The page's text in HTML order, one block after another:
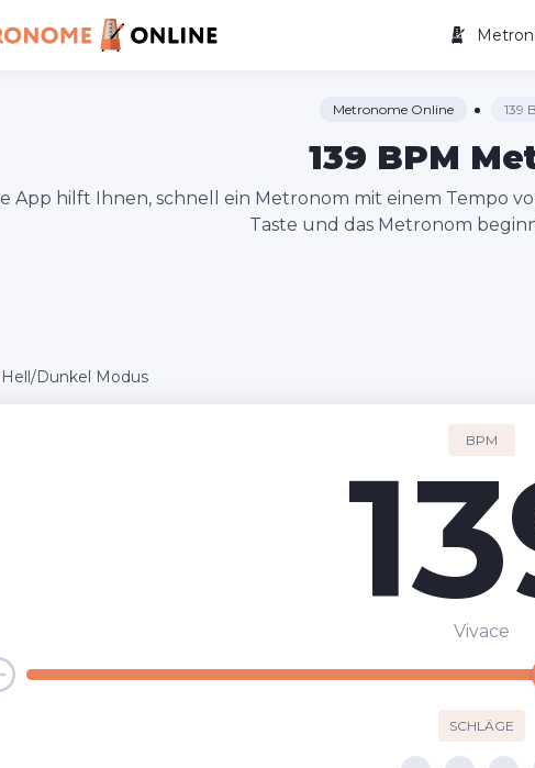
Metronome Online 139
139 BPM
App hilft Ihnen, schnell ein Metronom mit einem Tempo
Taste und das Metronom
Hell/Dunkel Modus
BPM
Vivace
SCHLÄGE